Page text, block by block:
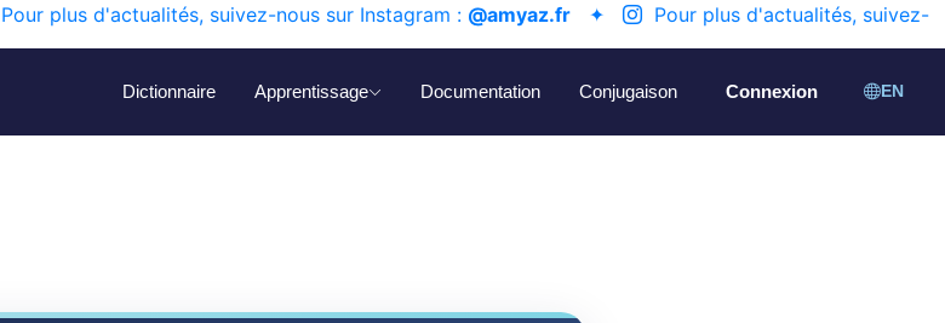
Pour plus d'actualités, suivez-nous sur Instagram : @amyaz.fr ✦
Pour plus d'actualités, suivez-
Dictionnaire Apprentissage Documentation Conjugaison Connexion EN